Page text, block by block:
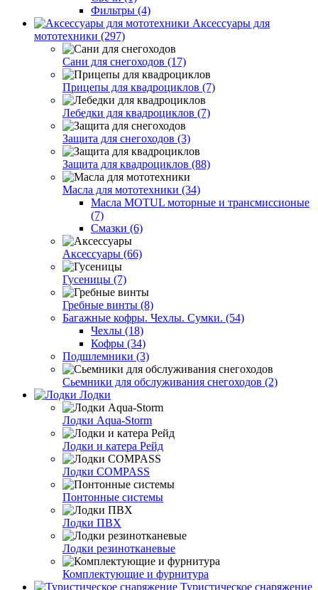
Фильтры (4)
Аксессуары для
мототехники (297)
Сани для снегоходов (17)
Прицепы для квадроциклов (7)
Лебедки для квадроциклов (7)
Защита для снегоходов (3)
Защита для квадроциклов (88)
Масла для мототехники (34)
Масла MOTUL моторные и трансмиссионые
(7)
Смазки (6)
Аксессуары (66)
Гусеницы (7)
Гребные винты (8)
Багажные кофры. Чехлы. Сумки. (54)
Чехлы (18)
Кофры (34)
Подшлемники (3)
Сьемники для обслуживания снегоходов (2)
Лодки
Лодки Aqua-Storm
Лодки и катера Рейд
Лодки COMPASS
Понтонные системы
Лодки ПВХ
Лодки резинотканевые
Комплектующие и фурнитура
Туристическое снаряжение